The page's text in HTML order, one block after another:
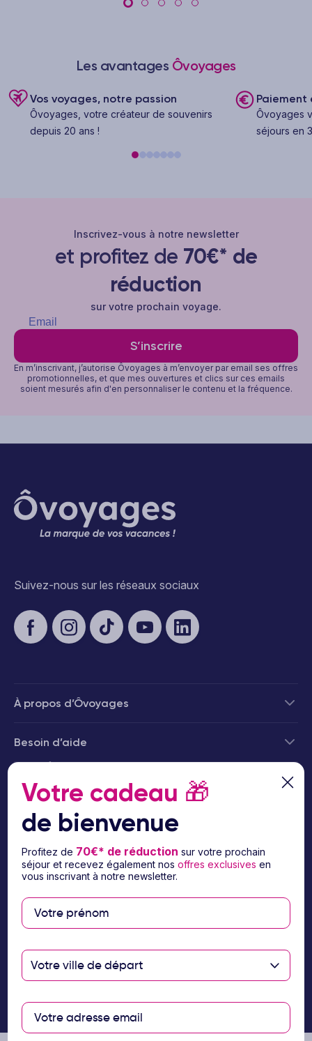
Les avantages Ôvoyages
Vos voyages, notre passion
Ôvoyages, votre créateur de souvenirs
depuis 20 ans !
Paiement
Ôvoyages
séjours en
Inscrivez-vous à notre newsletter
et profitez de 70€* de
réduction
sur votre prochain voyage.
S’inscrire
En m’inscrivant, j’autorise Ôvoyages à m’envoyer par email ses offres
promotionnelles, et que mes ouvertures et clics sur ces emails
soient mesurés afin d'en personnaliser le contenu et la fréquence.
Suivez-nous sur les réseaux sociaux
À propos d’Ôvoyages
Besoin d’aide
Paiement sécurisé
fois par carte
notre partenaire
Floa
Votre cadeau 🎁
de bienvenue
Profitez de 70€* de réduction sur votre prochain
séjour et recevez également nosoffres exclusives en
vous inscrivant à notre newsletter.
Votre ville de départ